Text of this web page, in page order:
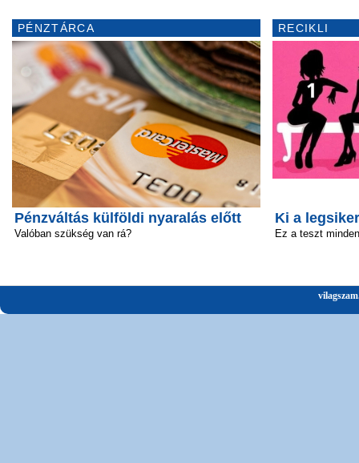
PÉNZTÁRCA
Pénzváltás külföldi nyaralás előtt
Valóban szükség van rá?
RECIKLI
Ki a
Ez a teszt